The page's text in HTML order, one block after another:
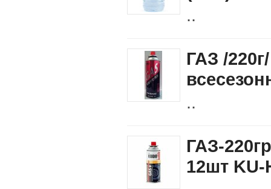
..
ГАЗ /
..
ГАЗ-
12шт KU-